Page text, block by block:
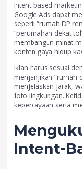
Intent-based
Google Ads dapat
seperti “rumah DP
“perumahan dekat
membangun minat
konten gaya hidup
Iklan harus sesuai
menjanjikan “rumah
menjelaskan jarak,
foto lingkungan.
kepercayaan serta
Intent-